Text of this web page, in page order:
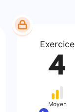
Exercice
4
Moyen